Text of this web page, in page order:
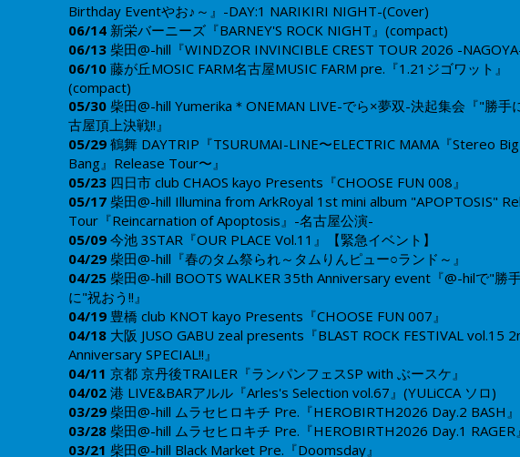
Birthday Eventやお♪～』-DAY:1 NARIKIRI NIGHT-(Cover)
06/14 新栄バーニーズ 『BARNEY'S ROCK NIGHT』(compact)
06/13 柴田@-hill 『WINDZOR INVINCIBLE CREST TOUR 2026 -NAGOYA-
06/10 藤が丘MOSIC FARM​​名古屋MUSIC FARM pre.『1.21ジゴワット』
(compact)
05/30 柴田@-hill Yumerika＊ONEMAN LIVE-でら×夢双-決起集会『"勝手
古屋頂上決戦!!』
05/29 鶴舞 DAYTRIP『TSURUMAI-LINE〜ELECTRIC MAMA『Stereo Big
Bang』Release Tour〜』
05/23 四日市 club CHAOS kayo Presents​『CHOOSE FUN 008』
05/17 柴田@-hill ​Illumina from ArkRoyal 1st mini album "APOPTOSIS"
Tour『Reincarnation of Apoptosis』-名古屋公演-​​
05/09 今池 3STAR ​​『OUR PLACE Vol.11』【緊急イベント】
04/29 柴田@-hill 『春のタム祭られ～タムりんピュー○ランド～』
04/25 柴田@-hill BOOTS WALKER 35th Anniversary event『@-hilで"勝
に"祝おう!!』
04/19 豊橋 club KNOT kayo Presents​『CHOOSE FUN 007』​
04/18 大阪 JUSO GABU zeal presents『BLAST ROCK FESTIVAL vol.15
Anniversary SPECIAL!!』
04/11 京都 京丹後TRAILER 『ランパンフェスSP with ぶースケ』​​
04/02 港 LIVE&BARアルル 『Arles's Selection vol.67』(YULiCCA ソロ)
03/29 柴田@-hill ムラセヒロキチ Pre.『HEROBIRTH2026 Day.2 BASH』
03/28 柴田@-hill ムラセヒロキチ Pre.『HEROBIRTH2026 Day.1 RAGER』
03/21 柴田@-hill Black Market Pre.『Doomsday』